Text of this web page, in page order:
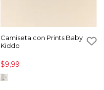
Camiseta con Prints Baby
Kiddo
$9,99